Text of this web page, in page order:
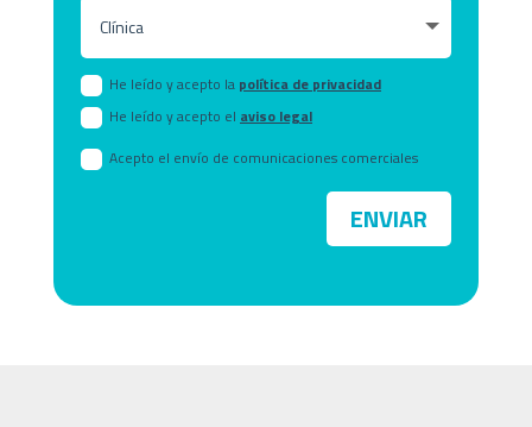
He leído y acepto la política de privacidad
He leído y acepto el aviso legal
Acepto el envío de comunicaciones comerciales
ENVIAR